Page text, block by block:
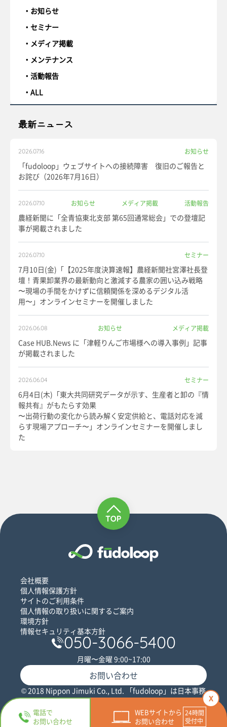
お知らせ
セミナー
メディア掲載
メンテナンス
活動報告
ALL
最新ニュース
2026.07.16 お知らせ
「fudoloop」ウェブサイトへの接続障害 復旧のご報告と
お詫び（2026年7月16日）
2026.07.10 お知らせ メディア掲載 活動報告
農経新聞に「全青協東北支部 第65回通常総会」での登壇記
事が掲載されました
2026.07.10 セミナー
7月10日(金)「【2025年度決算速報】農経新聞社宮澤社長登
壇！青果卸業界の最新動向と激減する農家の囲い込み戦略
〜現場の手間をかけずに信頼関係を深めるデジタル活
用〜」オンラインセミナーを開催しました
2026.06.08 お知らせ メディア掲載
Case HUB.News に「津軽りんご市場様への導入事例」記事
が掲載されました
2026.06.04 セミナー
6月4日(木)「東大共同研究データが示す、生産者と卸の『情
報共有』がもたらす効果
〜出荷行動の変化から読み解く安定供給と、電話対応を減
らす現場アプローチ〜」オンラインセミナーを開催しまし
た
電話で
お問い合わせ
WEBサイトから
お問い合わせ
x
会社概要
個人情報保護方針
サイトのご利用条件
個人情報の取り扱いに関するご案内
環境方針
情報セキュリティ基本方針
050-3066-5400
月曜〜金曜 9:00~17:00
お問い合わせ
© 2018 Nippon Jimuki Co., Ltd. 「fudoloop」は日本事務
器株式会社の登録商標です。